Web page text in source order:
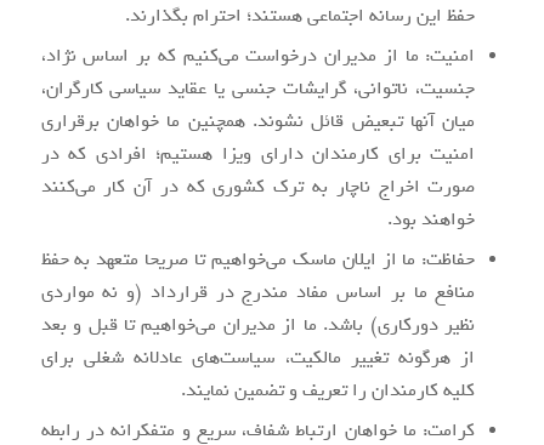
حفظ این رسانه اجتماعی هستند؛ احترام بگذارند.
امنیت: ما از مدیران درخواست می‌کنیم که بر اساس نژاد،
جنسیت، ناتوانی، گرایشات جنسی یا عقاید سیاسی کارگران،
میان آنها تبعیض قائل نشوند. همچنین ما خواهان برقراری
امنیت برای کارمندان دارای ویزا هستیم؛ افرادی که در
صورت اخراج ناچار به ترک کشوری که در آن کار می‌کنند
خواهند بود.
حفاظت: ما از ایلان ماسک می‌خواهیم تا صریحا متعهد به حفظ
منافع ما بر اساس مفاد مندرج در قرارداد (و نه مواردی
نظیر دورکاری) باشد. ما از مدیران می‌خواهیم تا قبل و بعد
از هرگونه تغییر مالکیت، سیاست‌های عادلانه شغلی برای
کلیه کارمندان را تعریف و تضمین نمایند.
کرامت: ما خواهان ارتباط شفاف، سریع و متفکرانه در رابطه